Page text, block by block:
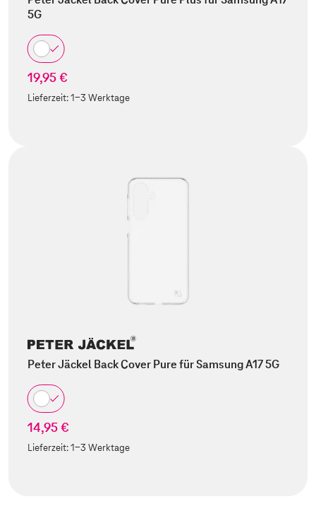
5G
19,95 €
Lieferzeit:1-3 Werktage
Peter Jäckel Back Cover Pure für Samsung A17 5G
14,95 €
Lieferzeit:1-3 Werktage